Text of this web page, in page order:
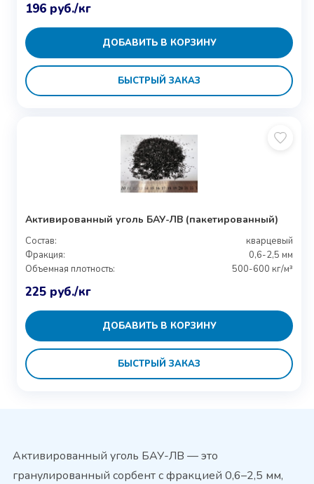
196 руб./кг
ДОБАВИТЬ В КОРЗИНУ
БЫСТРЫЙ ЗАКАЗ
Активированный уголь БАУ-ЛВ (пакетированный)
Состав:
кварцевый
Фракция:
0,6-2,5 мм
Объемная плотность:
500-600 кг/м³
225 руб./кг
ДОБАВИТЬ В КОРЗИНУ
БЫСТРЫЙ ЗАКАЗ
Активированный уголь БАУ-ЛВ — это
гранулированный сорбент с фракцией 0,6–2,5 мм,